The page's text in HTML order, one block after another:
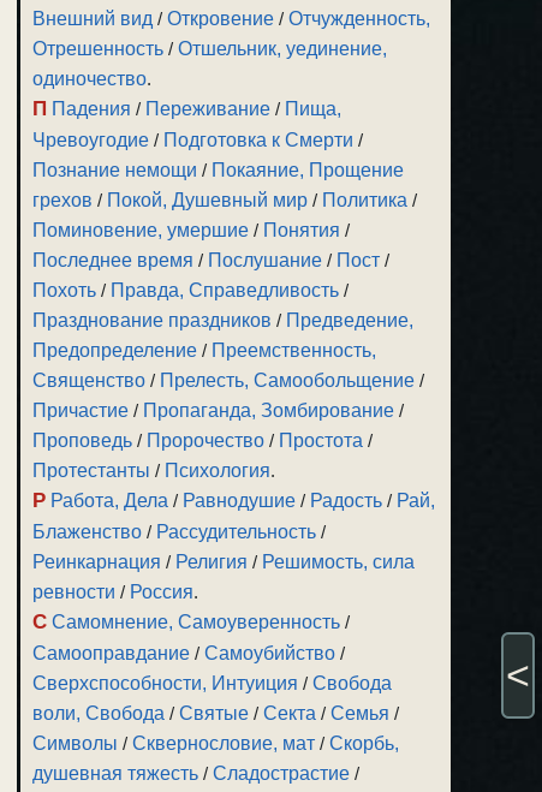
Внешний вид /Откровение /Отчужденность,
Отрешенность /Отшельник, уединение,
одиночество.
П Падения / Переживание / Пища,
Чревоугодие / Подготовка к Смерти /
Познание немощи / Покаяние, Прощение
грехов / Покой, Душевный мир / Политика /
Поминовение, умершие / Понятия /
Последнее время / Послушание / Пост /
Похоть / Правда, Справедливость /
Празднование праздников / Предведение,
Предопределение / Преемственность,
Священство / Прелесть, Самообольщение /
Причастие / Пропаганда, Зомбирование /
Проповедь / Пророчество / Простота /
Протестанты / Психология.
Р Работа, Дела / Равнодушие / Радость / Рай,
Блаженство / Рассудительность /
Реинкарнация / Религия / Решимость, сила
ревности / Россия.
С Самомнение, Самоуверенность /
Самооправдание /Самоубийство /
Сверхспособности, Интуиция /Свобода
воли, Свобода /Святые /Секта /Семья /
Символы /Сквернословие, мат /Скорбь,
душевная тяжесть /Сладострастие /
<